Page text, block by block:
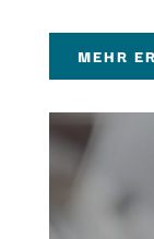
MEHR